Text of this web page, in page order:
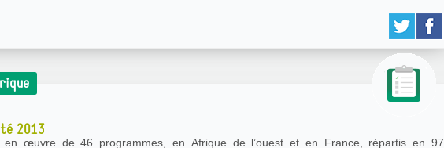
2013
œuvre de 46 programmes, en Afrique de l’ouest et en France, répartis en 97